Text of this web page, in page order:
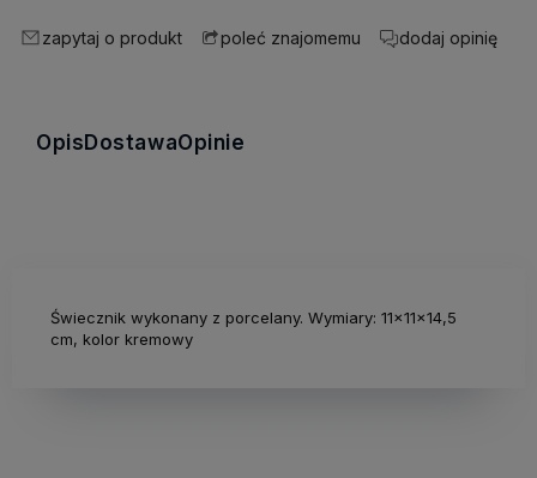
zapytaj o produkt poleć znajomemu dodaj opinię
OpisDostawaOpinie
Świecznik wykonany z porcelany. Wymiary: 11x11x14,5
cm, kolor kremowy